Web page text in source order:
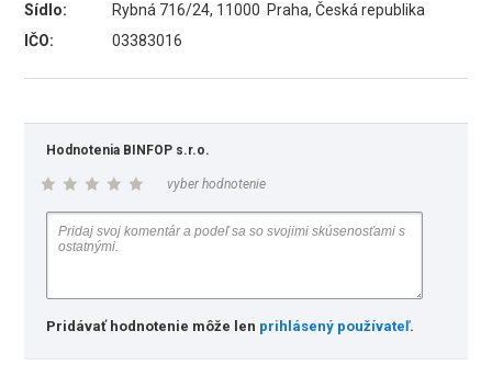
Sídlo:
Rybná 716/24, 11000 Praha, Česká republika
IČO:
03383016
Hodnotenia BINFOP s.r.o.
vyber hodnotenie
Pridávať hodnotenie môže len prihlásený používateľ.